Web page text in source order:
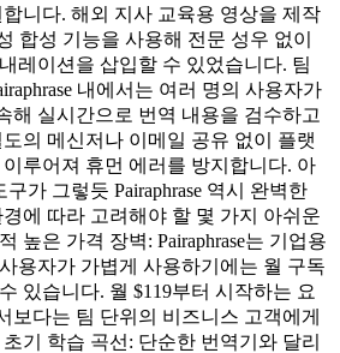
니다. 해외 지사 교육용 영상을 제작
합성 기능을 사용해 전문 성우 없이
레이션을 삽입할 수 있었습니다. 팀
내에서는 여러 명의 사용자가
해 실시간으로 번역 내용을 검수하고
의 메신저나 이메일 공유 없이 플랫
루어져 휴먼 에러를 방지합니다. 아
가 그렇듯 Pairaphrase 역시 완벽한
에 따라 고려해야 할 몇 가지 아쉬운
높은 가격 장벽: Pairaphrase는 기업용
용자가 가볍게 사용하기에는 월 구독
있습니다. 월 $119부터 시작하는 요
보다는 팀 단위의 비즈니스 고객에게
기 학습 곡선: 단순한 번역기와 달리